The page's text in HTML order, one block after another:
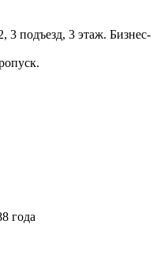
3 подъезд, 3 этаж. Бизнес-
года